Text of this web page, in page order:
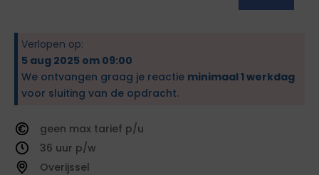
Verlopen op:
5 aug 2025 om 09:00
We ontvangen graag je reactie minimaal 1 werkdag
voor sluiting van de opdracht.
geen
tarief
36
Overijssel